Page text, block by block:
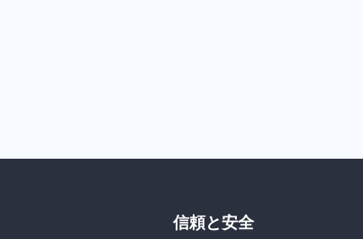
信頼と安全